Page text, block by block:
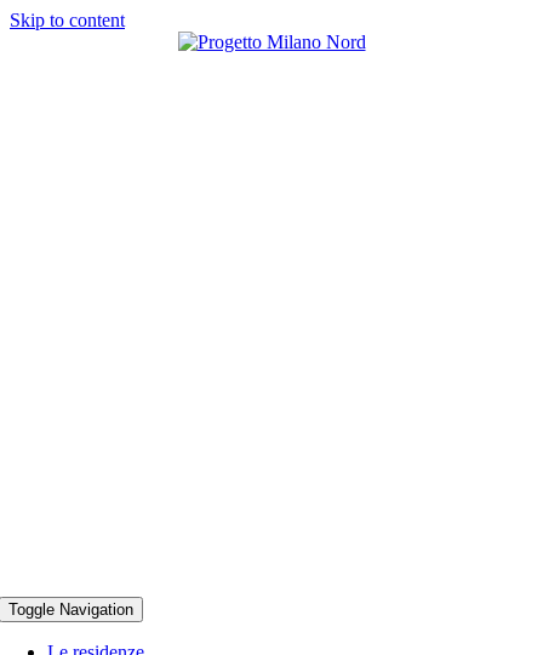
Skip to content
Toggle Navigation